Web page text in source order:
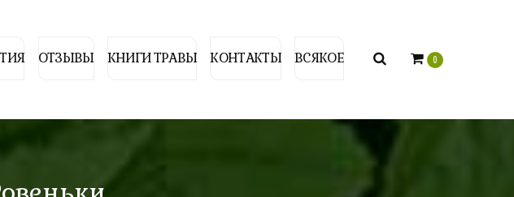
ОТЗЫВЫ КНИГИ ТРАВЫ КОНТАКТЫ ВСЯКОЕ 0